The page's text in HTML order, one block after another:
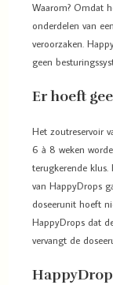
Waarom? Omdat
onderdelen van
veroorzaken.
geen
Er hoeft
Het zoutreservoir
6 à 8 weken
terugkerende
van HappyDrops
doseerunit hoeft
HappyDrops dat
vervangt de